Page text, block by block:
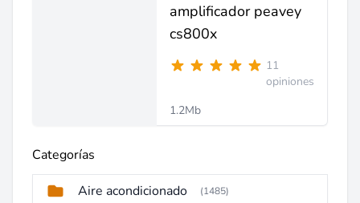
amplificador peavey
cs800x
11
opiniones
1.2Mb
Categorías
Aire acondicionado (1485)